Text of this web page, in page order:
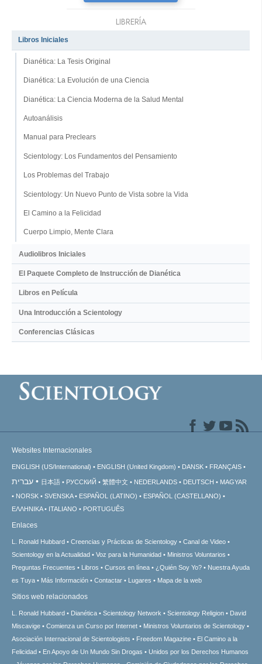
LIBRERÍA
Libros Iniciales
Dianética: La Tesis Original
Dianética: La Evolución de una Ciencia
Dianética: La Ciencia Moderna de la Salud Mental
Autoanálisis
Manual para Preclears
Scientology: Los Fundamentos del Pensamiento
Los Problemas del Trabajo
Scientology: Un Nuevo Punto de Vista sobre la Vida
El Camino a la Felicidad
Cuerpo Limpio, Mente Clara
Audiolibros Iniciales
El Paquete Completo de Instrucción de Dianética
Libros en Película
Una Introducción a Scientology
Conferencias Clásicas
Websites Internacionales
ENGLISH (US/International) ENGLISH (United Kingdom) DANSK FRANÇAIS
עברית 日本語 РУССКИЙ 繁體中文 NEDERLANDS DEUTSCH
MAGYAR
NORSK
SVENSKA ESPAÑOL (LATINO)
ESPAÑOL (CASTELLANO)
ΕΛΛΗΝΙΚA
ITALIANO PORTUGUÊS
Enlaces
L. Ronald Hubbard Creencias y Prácticas de Scientology
Canal de Video
Scientology en la Actualidad
Voz para la Humanidad
Ministros Voluntarios
Preguntas Frecuentes
Libros Cursos en línea ¿Quién Soy Yo?
Nuestra Ayuda
es Tuya
Más Información Contactar Lugares Mapa de la web
Sitios web relacionados
L. Ronald Hubbard Dianética Scientology Network Scientology Religion
David
Miscavige
Comienza un Curso por Internet
Ministros Voluntarios de Scientology
Asociación Internacional de Scientologists
Freedom Magazine
El Camino a la
Felicidad
En Apoyo de Un Mundo Sin Drogas
Unidos por los Derechos Humanos